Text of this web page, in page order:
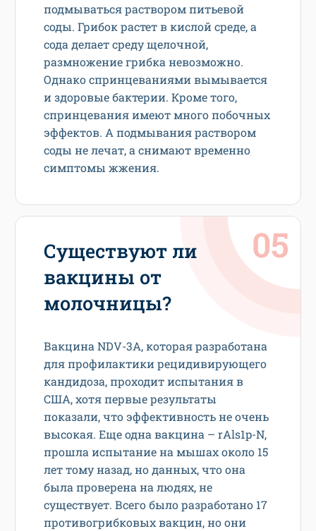
подмываться раствором питьевой
соды. Грибок растет в кислой среде, а
сода делает среду щелочной,
размножение грибка невозможно.
Однако спринцеваниями вымывается
и здоровые бактерии. Кроме того,
спринцевания имеют много побочных
эффектов. А подмывания раствором
соды не лечат, а снимают временно
симптомы жжения.
Существуют ли
вакцины от
молочницы?
Вакцина NDV-3A, которая разработана
для профилактики рецидивирующего
кандидоза, проходит испытания в
США, хотя первые результаты
показали, что эффективность не очень
высокая. Еще одна вакцина – rAls1p-N,
прошла испытание на мышах около 15
лет тому назад, но данных, что она
была проверена на людях, не
существует. Всего было разработано 17
противогрибковых вакцин, но они